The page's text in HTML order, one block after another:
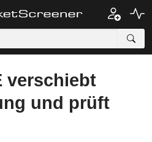
verschiebt
und prüft